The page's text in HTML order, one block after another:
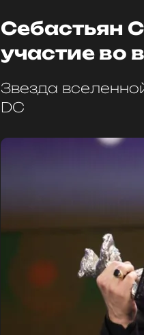
Себастьян
участие во
Звезда
DC